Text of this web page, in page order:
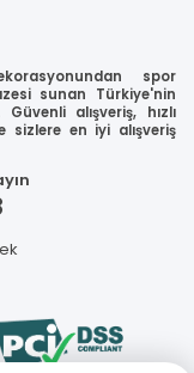
spor
sunan Türkiye'nin
alışveriş, hızlı
en iyi alışveriş